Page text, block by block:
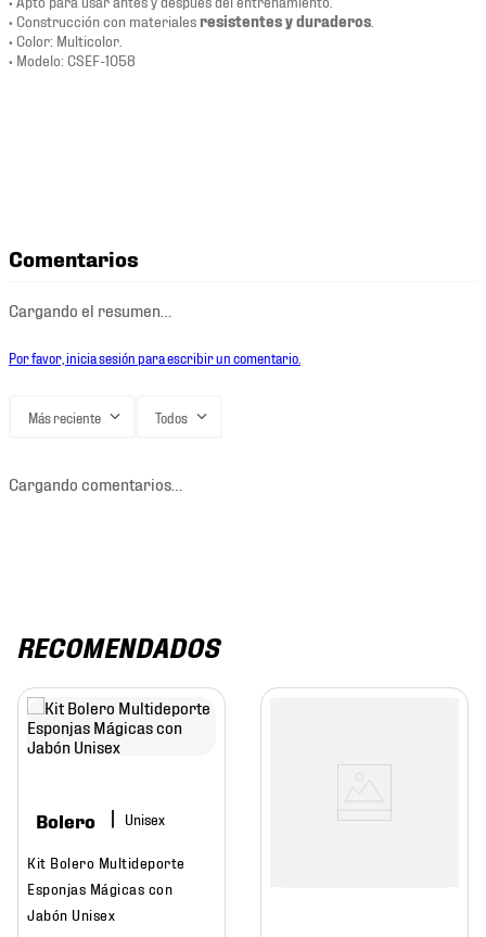
• Construcción con materialesresistentes y duraderos
• Color: Multicolor.
• Modelo: CSEF-1058
Comentarios
Cargando el resumen…
Por favor, inicia sesión para escribir un comentario.
Más reciente Todos
Cargando comentarios…
RECOMENDADOS
Bolero
Kit Bolero Multideporte
Esponjas Mágicas con
Jabón Unisex